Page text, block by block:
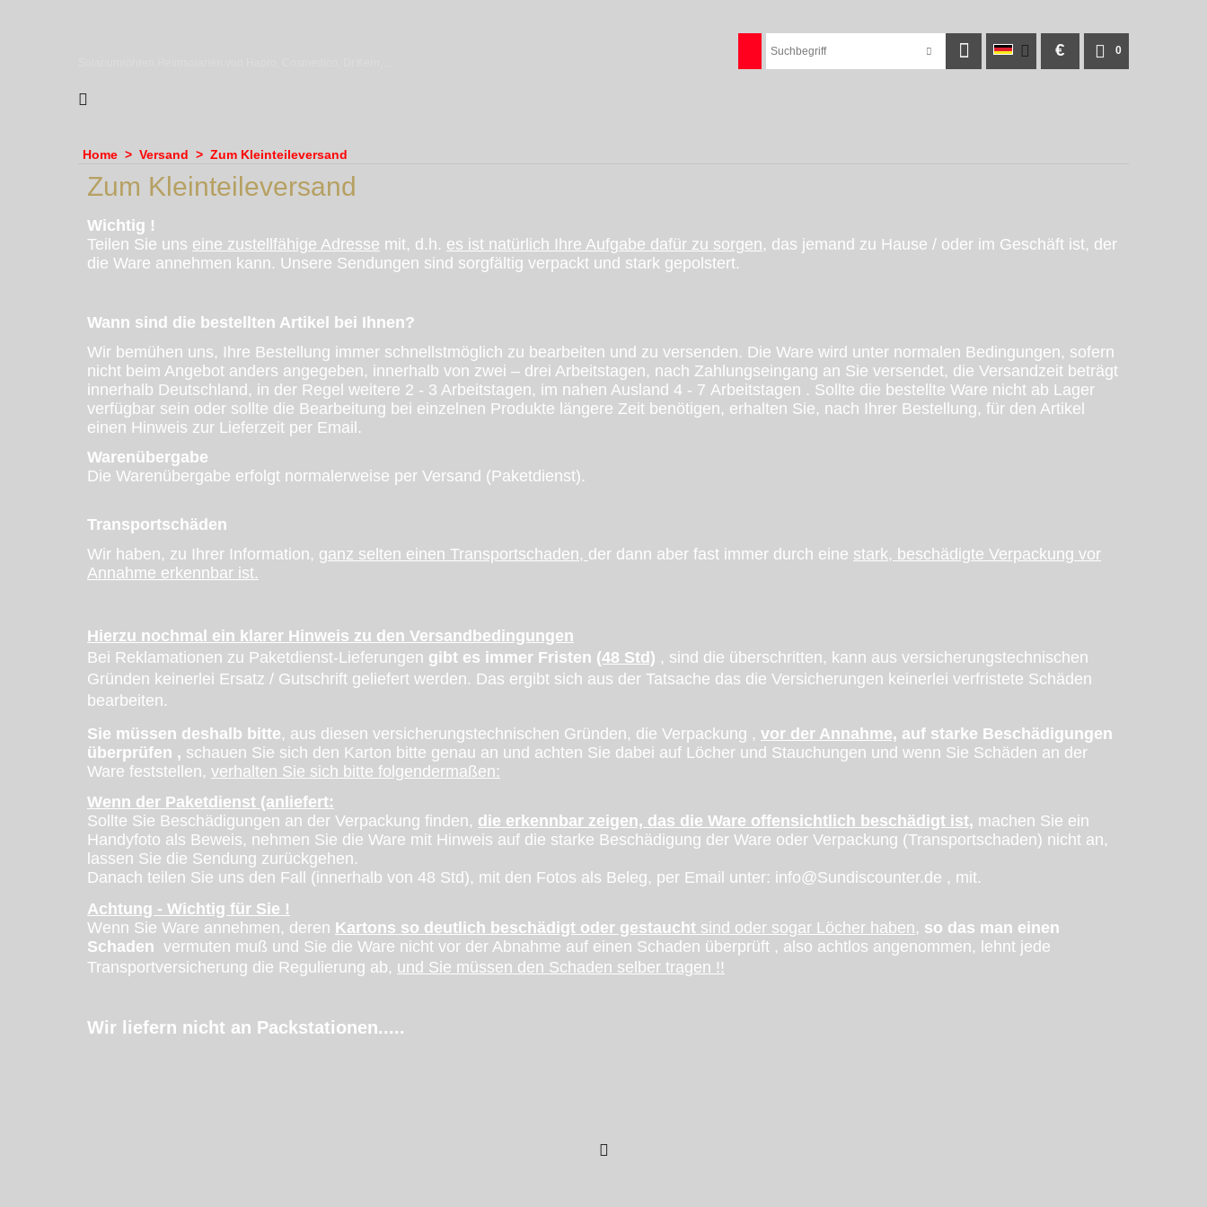
0
€
Home > Versand > Zum Kleinteileversand
Zum Kleinteileversand
Wichtig !
Teilen Sie uns eine zustellfähige Adresse mit, d.h. es ist natürlich Ihre Aufgabe dafür zu sorgen, das jemand zu Hause / oder im Geschäft ist, der
die Ware annehmen kann. Unsere Sendungen sind sorgfältig verpackt und stark gepolstert.
Wann sind die bestellten Artikel bei Ihnen?
Wir bemühen uns, Ihre Bestellung immer schnellstmöglich zu bearbeiten und zu versenden. Die Ware wird unter normalen Bedingungen, sofern
nicht beim Angebot anders angegeben, innerhalb von zwei – drei Arbeitstagen, nach Zahlungseingang an Sie versendet, die Versandzeit beträgt
innerhalb Deutschland, in der Regel weitere 2 - 3 Arbeitstagen, im nahen Ausland 4 - 7 Arbeitstagen . Sollte die bestellte Ware nicht ab Lager
verfügbar sein oder sollte die Bearbeitung bei einzelnen Produkte längere Zeit benötigen, erhalten Sie, nach Ihrer Bestellung, für den Artikel
einen Hinweis zur Lieferzeit per Email.
Warenübergabe
Die Warenübergabe erfolgt normalerweise per Versand (Paketdienst).
Transportschäden
Wir haben, zu Ihrer Information, ganz selten einen Transportschaden, der dann aber fast immer durch eine stark, beschädigte Verpackung vor
Annahme erkennbar ist.
Hierzu nochmal ein klarer Hinweis zu den Versandbedingungen
Bei Reklamationen zu Paketdienst-Lieferungen gibt es immer Fristen (48 Std) , sind die überschritten, kann aus versicherungstechnischen
Gründen keinerlei Ersatz / Gutschrift geliefert werden. Das ergibt sich aus der Tatsache das die Versicherungen keinerlei verfristete Schäden
bearbeiten.
Sie müssen deshalb bitte, aus diesen versicherungstechnischen Gründen, die Verpackung , vor der Annahme, auf starke Beschädigungen
überprüfen , schauen Sie sich den Karton bitte genau an und achten Sie dabei auf Löcher und Stauchungen und wenn Sie Schäden an der
Ware feststellen, verhalten Sie sich bitte folgendermaßen:
Wenn der Paketdienst (anliefert:
Sollte Sie Beschädigungen an der Verpackung finden, die erkennbar zeigen, das die Ware offensichtlich beschädigt ist, machen Sie ein
Handyfoto als Beweis, nehmen Sie die Ware mit Hinweis auf die starke Beschädigung der Ware oder Verpackung (Transportschaden) nicht an,
lassen Sie die Sendung zurückgehen.
Danach teilen Sie uns den Fall (innerhalb von 48 Std), mit den Fotos als Beleg, per Email unter: info@Sundiscounter.de , mit.
Achtung - Wichtig für Sie !
Wenn Sie Ware annehmen, deren Kartons so deutlich beschädigt oder gestaucht sind oder sogar Löcher haben, so das man einen
Schaden vermuten muß und Sie die Ware nicht vor der Abnahme auf einen Schaden überprüft , also achtlos angenommen, lehnt jede
Transportversicherung die Regulierung ab, und Sie müssen den Schaden selber tragen !!
Wir liefern nicht an Packstationen.....